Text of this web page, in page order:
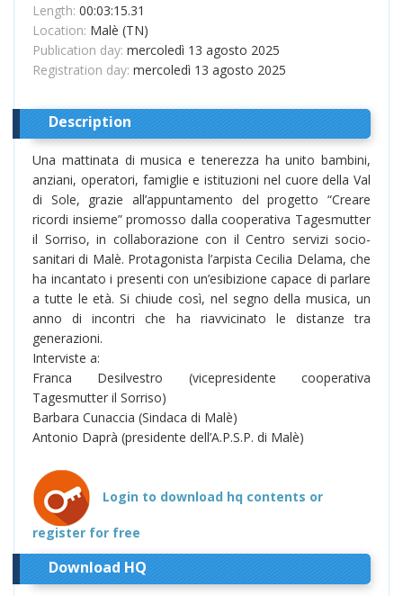
Length: 00:03:15.31
Location: Malè (TN)
Publication day: mercoledì 13 agosto 2025
Registration day: mercoledì 13 agosto 2025
Description
Una mattinata di musica e tenerezza ha unito bambini,
anziani, operatori, famiglie e istituzioni nel cuore della Val
di Sole, grazie all’appuntamento del progetto “Creare
ricordi insieme” promosso dalla cooperativa Tagesmutter
il Sorriso, in collaborazione con il Centro servizi socio-
sanitari di Malè. Protagonista l’arpista Cecilia Delama, che
ha incantato i presenti con un’esibizione capace di parlare
a tutte le età. Si chiude così, nel segno della musica, un
anno di incontri che ha riavvicinato le distanze tra
generazioni.
Interviste a:
Franca Desilvestro (vicepresidente cooperativa
Tagesmutter il Sorriso)
Barbara Cunaccia (Sindaca di Malè)
Antonio Daprà (presidente dell’A.P.S.P. di Malè)
Login to download hq contents or
register for free
Download HQ